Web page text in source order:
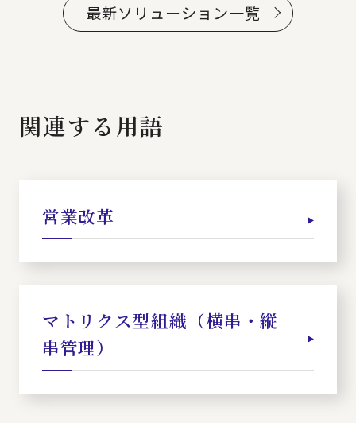
最新ソリューション一覧
関連する用語
営業改革
マトリクス型組織（横串・縦
串管理）